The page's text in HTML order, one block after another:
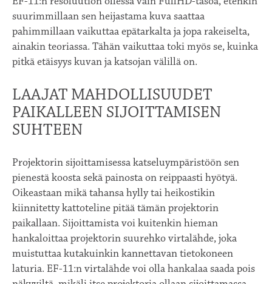
suurimmillaan sen heijastama kuva saattaa
pahimmillaan vaikuttaa epätarkalta ja jopa rakeiselta,
ainakin teoriassa. Tähän vaikuttaa toki myös se, kuinka
pitkä etäisyys kuvan ja katsojan välillä on.
LAAJAT MAHDOLLISUUDET
PAIKALLEEN SIJOITTAMISEN
SUHTEEN
Projektorin sijoittamisessa katseluympäristöön sen
pienestä koosta sekä painosta on reippaasti hyötyä.
Oikeastaan mikä tahansa hylly tai heikostikin
kiinnitetty kattoteline pitää tämän projektorin
paikallaan. Sijoittamista voi kuitenkin hieman
hankaloittaa projektorin suurehko virtalähde, joka
muistuttaa kutakuinkin kannettavan tietokoneen
laturia. EF-11:n virtalähde voi olla hankalaa saada pois